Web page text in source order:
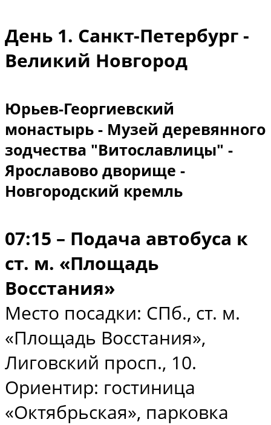
День 1. Санкт-Петербург -
Великий Новгород
Юрьев-Георгиевский
монастырь - Музей деревянного
зодчества "Витославлицы" -
Ярославово дворище -
Новгородский кремль
07:15 – Подача автобуса к
ст. м. «Площадь
Восстания»
Место посадки: СПб., ст. м.
«Площадь Восстания»,
Лиговский просп., 10.
Ориентир: гостиница
«Октябрьская», парковка